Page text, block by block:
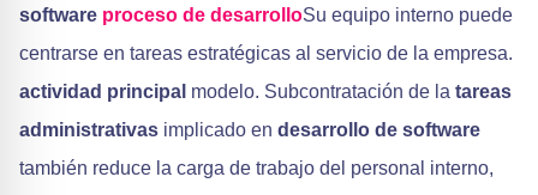
software proceso de desarrolloSu equipo interno puede
centrarse en tareas estratégicas al servicio de la empresa.
actividad principal modelo. Subcontratación de la tareas
administrativas implicado en desarrollo de software
también reduce la carga de trabajo del personal interno,